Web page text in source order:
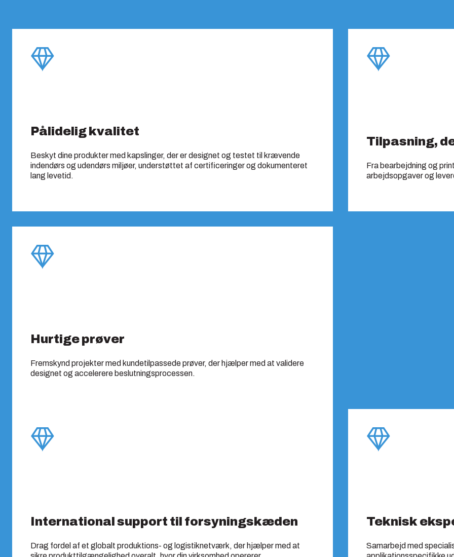
Pålidelig kvalitet
Beskyt dine produkter med kapslinger, der er designet og testet til krævende
indendørs og udendørs miljøer, understøttet af certificeringer og dokumenteret
lang levetid.
Tilpasning,
Fra bearbejdning og
arbejdsopgaver og
Hurtige prøver
Fremskynd projekter med kundetilpassede prøver, der hjælper med at validere
designet og accelerere beslutningsprocessen.
International support til forsyningskæden
Drag fordel af et globalt produktions- og logistiknetværk, der hjælper med at
Teknisk
Samarbejd med